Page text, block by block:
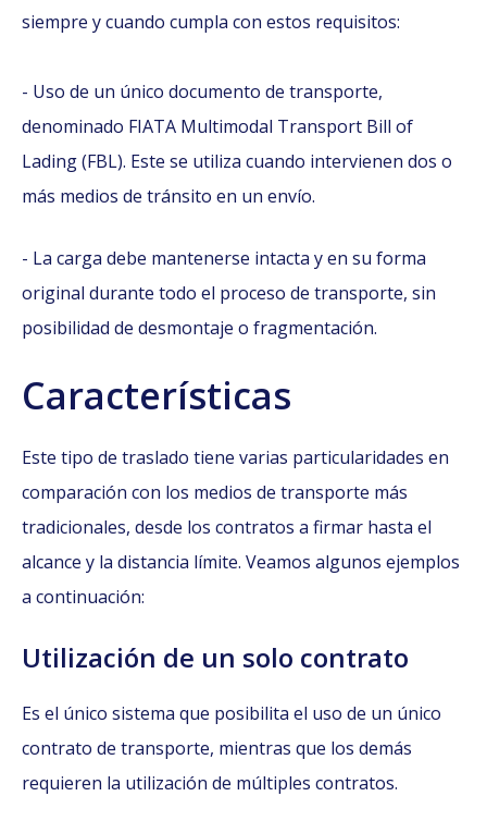
siempre y cuando cumpla con estos requisitos:
- Uso de un único documento de transporte,
denominado FIATA Multimodal Transport Bill of
Lading (FBL). Este se utiliza cuando intervienen dos o
más medios de tránsito en un envío.
- La carga debe mantenerse intacta y en su forma
original durante todo el proceso de transporte, sin
posibilidad de desmontaje o fragmentación.
Características
Este tipo de traslado tiene varias particularidades en
comparación con los medios de transporte más
tradicionales, desde los contratos a firmar hasta el
alcance y la distancia límite. Veamos algunos ejemplos
a continuación:
Utilización de un solo contrato
Es el único sistema que posibilita el uso de un único
contrato de transporte, mientras que los demás
requieren la utilización de múltiples contratos.